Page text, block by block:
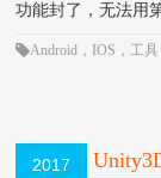
功能封了，无法用
Android ， IOS ，工具
2017